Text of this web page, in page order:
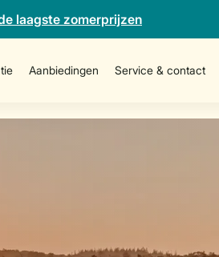
laagste zomerprijzen
Aanbiedingen Service & contact